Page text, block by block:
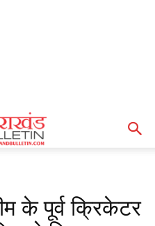
के पूर्व क्रिकेटर